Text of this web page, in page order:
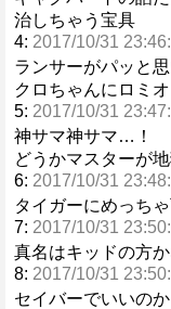
治しちゃう宝具
4: 2017/10/31
ランサーがパッと
クロちゃんにロミ
5: 2017/10/31
神サマ神サマ…！
どうかマスターが
6: 2017/10/31
タイガーにめっち
7: 2017/10/31
真名はキッドの方
8: 2017/10/31
セイバーでいいの